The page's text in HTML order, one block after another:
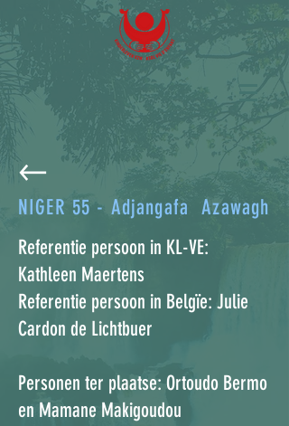
NIGER 55 - Adjangafa Azawagh
Referentie persoon in KL-VE:
Kathleen Maertens
Referentie persoon in Belgïe: Julie
Cardon de Lichtbuer
Personen ter plaatse: Ortoudo Bermo
en Mamane Makigoudou